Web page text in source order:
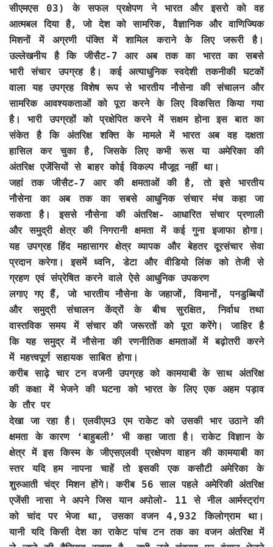
सीएमएस 03) के सफल प्रक्षेपण ने भारत और इसरो को वह
आत्मबल दिया है, जो देश को सामरिक, वैज्ञानिक और वाणिज्यिक
मिशनों में अग्रणी पंक्ति में शामिल कराने के लिए जरूरी है।
उल्लेखनीय है कि जीसैट-7 आर अब तक का भारत का सबसे
भारी संचार उपग्रह है। कई अत्याधुनिक स्वदेशी तकनीकी घटकों
वाला यह उपग्रह विशेष रूप से भारतीय नौसेना की संचालन और
सामरिक आवश्यकताओं को पूरा करने के लिए विकसित किया गया
है। भारी उपग्रहों को प्रक्षेपित करने में सक्षम होना इस बात का
संकेत है कि अंतरिक्ष शक्ति के मामले में भारत अब वह दक्षता
हासिल कर चुका है, जिसके लिए कभी रूस या अमेरिका की
अंतरिक्ष एजेंसियों से बाहर कोई विकल्प मौजूद नहीं था।
जहां तक जीसैट-7 आर की क्षमताओं की है, तो इसे भारतीय
नौसेना का अब तक का सबसे आधुनिक संचार मंच कहा जा
सकता है। इससे नौसेना की अंतरिक्ष- आधारित संचार प्रणाली
और समुद्री क्षेत्र की निगरानी क्षमता में कई गुना इजाफा होगा।
यह उपग्रह हिंद महासागर क्षेत्र व्यापक और बेहतर दूरसंचार सेवा
प्रदान करेगा। इसमें ध्वनि, डेटा और वीडियो लिंक को तेजी से
ग्रहण एवं संप्रेषित करने वाले ऐसे आधुनिक उपकरण
लगाए गए हैं, जो भारतीय नौसेना के जहाजों, विमानों, पनडुब्बियों
और समुद्री संचालन केंद्रों के बीच सुरक्षित, निर्वाध तथा
वास्तविक समय में संचार की जरूरतों को पूरा करेंगे। जाहिर है
कि यह समुद्र में नौसेना की रणनीतिक क्षमताओं में बढ़ोतरी करने
में महत्त्वपूर्ण सहायक साबित होगा।
करीब साढ़े चार टन वजनी उपग्रह को कामयाबी के साथ अंतरिक्ष
की कक्षा में भेजने की घटना को भारत के लिए एक अहम पड़ाव
के तौर पर
देखा जा रहा है। एलवीएम3 एम राकेट को उसकी भार उठाने की
क्षमता के कारण ‘बाहुबली’ भी कहा जाता है। राकेट विज्ञान के
क्षेत्र में इस किस्म के जीएसएलवी प्रक्षेपण वाहन की कामयाबी का
स्तर यदि हम नापना चाहें तो इसकी एक कसौटी अमेरिका के
शुरुआती चंद्र मिशन होंगे। करीब 56 साल पहले अमेरिकी अंतरिक्ष
एजेंसी नासा ने अपने जिस यान अपोलो- 11 से नील आर्मस्ट्रांग
को चांद पर भेजा था, उसका वजन 4,932 किलोग्राम था।
यानी यदि किसी देश का राकेट पांच टन तक का वजन अंतरिक्ष में